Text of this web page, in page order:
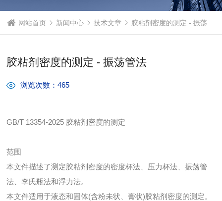
网站首页 新闻中心 技术文章 胶粘剂密度的测定 - 振荡管法
胶粘剂密度的测定 - 振荡管法
浏览次数：465
GB/T 13354-2025 胶粘剂密度的测定
范围
本文件描述了测定胶粘剂密度的密度杯法、压力杯法、振荡管
法、李氏瓶法和浮力法。
本文件适用于液态和固体(含粉未状、膏状)胶粘剂密度的测定。